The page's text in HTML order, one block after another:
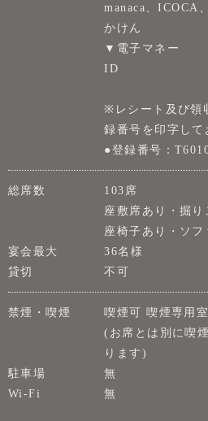
manaca、ICOCA
かけん
▼電子マネー
ID
※レシート及び領
録番号を印字して
●登録番号：
総席数
103席
座敷席あり・掘り
座椅子あり・ソフ
宴会最大
36名様
貸切
不可
禁煙・喫煙
喫煙可 喫煙専用
(お席とは別に喫
ります)
駐車場
無
Wi-Fi
無